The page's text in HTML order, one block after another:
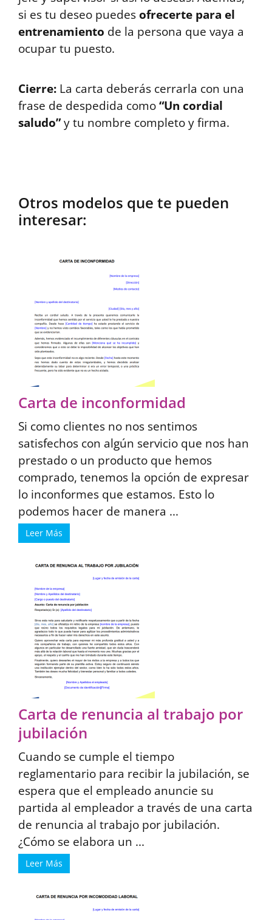
si es tu deseo puedesofrecerte para el
entrenamiento de la persona que vaya a
ocupar tu puesto.
Cierre: La carta deberás cerrarla con una
frase de despedida como“Un cordial
saludo”y tu nombre completo y firma.
Otros modelos que te pueden
interesar:
Carta de inconformidad
Si como clientes no nos sentimos
satisfechos con algún servicio que nos han
prestado o un producto que hemos
comprado, tenemos la opción de expresar
lo inconformes que estamos. Esto lo
podemos hacer de manera ...
Leer Más
Carta de renuncia al trabajo por
jubilación
Cuando se cumple el tiempo
reglamentario para recibir la jubilación, se
espera que el empleado anuncie su
partida al empleador a través de una carta
de renuncia al trabajo por jubilación.
¿Cómo se elabora un ...
Leer Más